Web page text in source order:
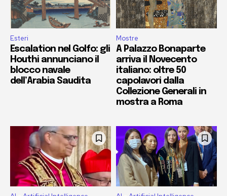
Esteri
Escalation nel Golfo: gli
Houthi annunciano il
blocco navale
dell’Arabia Saudita
Mostre
A Palazzo Bonaparte
arriva il Novecento
italiano: oltre 50
capolavori dalla
Collezione Generali in
mostra a Roma